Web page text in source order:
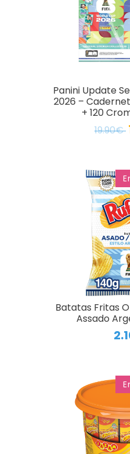
Panini Update
2026 –
+ 120
19.90€
Batatas Fritas
Assado